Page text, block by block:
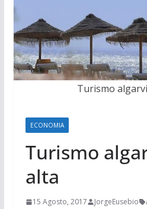
Turismo
ECONOMIA
Turismo
alta
15 Agosto, 2017 JorgeEusebio